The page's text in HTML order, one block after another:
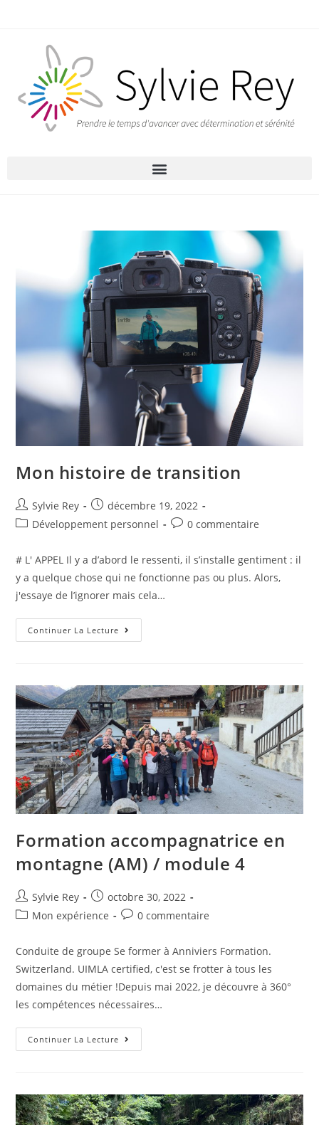
Mon histoire de transition
Sylvie Rey
décembre 19, 2022
Développement personnel
0 commentaire
# L' APPEL Il y a d’abord le ressenti, il s’installe gentiment : il
y a quelque chose qui ne fonctionne pas ou plus. Alors,
j'essaye de l’ignorer mais cela…
Continuer La Lecture
Formation accompagnatrice en
montagne (AM) / module 4
Sylvie Rey
octobre 30, 2022
Mon expérience
0 commentaire
Conduite de groupe Se former à Anniviers Formation.
Switzerland. UIMLA certified, c'est se frotter à tous les
domaines du métier !Depuis mai 2022, je découvre à 360°
les compétences nécessaires…
Continuer La Lecture